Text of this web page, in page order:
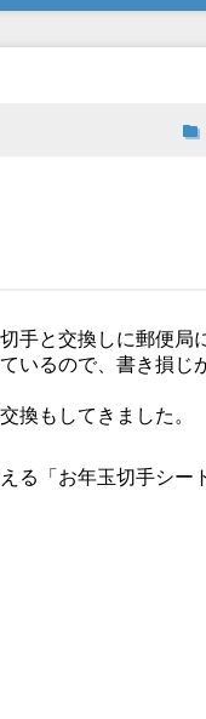
手と交換しに郵便局
いるので、書き損じ
換もしてきました。
る「お年玉切手シー